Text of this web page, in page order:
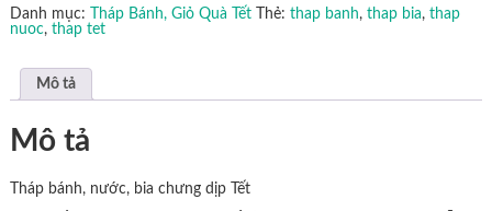
-
Bia
Tết
Mẫu
4
lượng
Danh mục: Tháp Bánh, Giỏ Quà Tết Thẻ: thap banh, thap bia, thap
nuoc, thap tet
Mô tả
Mô tả
Tháp bánh, nước, bia chưng dịp Tết